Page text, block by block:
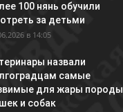
100 нянь обучили
за детьми
в 14:05
назвали
самые
для жары породы
и собак